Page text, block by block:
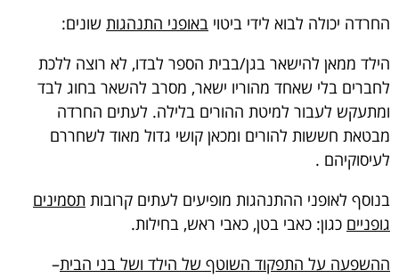
החרדה יכולה לבוא לידי ביטוי באופני התנהגות שונים:
הילד ממאן להישאר בגן/בבית הספר לבדו, לא רוצה ללכת
לחברים בלי שאחד מהוריו ישאר, מסרב להשאר בחוג לבד
ומתעקש לעבור למיטת ההורים בלילה. לעתים החרדה
מבטאת חששות להורים ומכאן קושי גדול מאוד לשחררם
לעיסוקיהם .
בנוסף לאופני ההתנהגות מופיעים לעתים קרובות תסמינים
גופניים כגון: כאבי בטן, כאבי ראש, בחילות.
ההשפעה על התפקוד השוטף של הילד ושל בני הבית–